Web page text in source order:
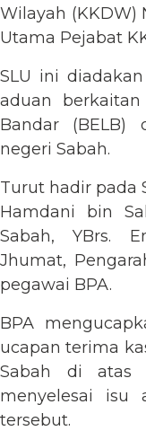
Wilayah (KKDW)
Utama Pejabat
SLU ini
aduan
Bandar
negeri Sabah.
Turut hadir pada
Hamdani bin
Sabah, YBrs.
Jhumat,
pegawai BPA.
BPA
ucapan terima
Sabah di atas
menyelesai isu
tersebut.